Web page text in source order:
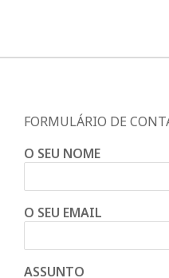
FORMULÁRIO DE
O SEU NOME
O SEU EMAIL
ASSUNTO